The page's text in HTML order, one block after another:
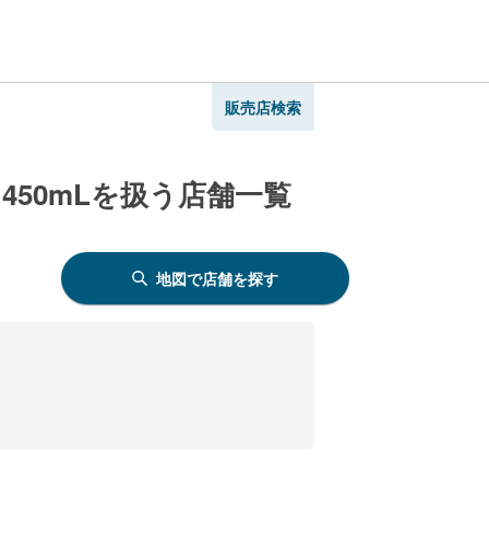
販売店検索
を扱う店舗一覧
地図で店舗を探す